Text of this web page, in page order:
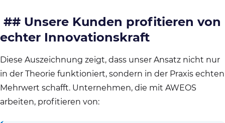
## Unsere Kunden profitieren von
echter Innovationskraft
Diese Auszeichnung zeigt, dass unser Ansatz nicht nur
in der Theorie funktioniert, sondern in der Praxis echten
Mehrwert schafft. Unternehmen, die mit AWEOS
arbeiten, profitieren von: